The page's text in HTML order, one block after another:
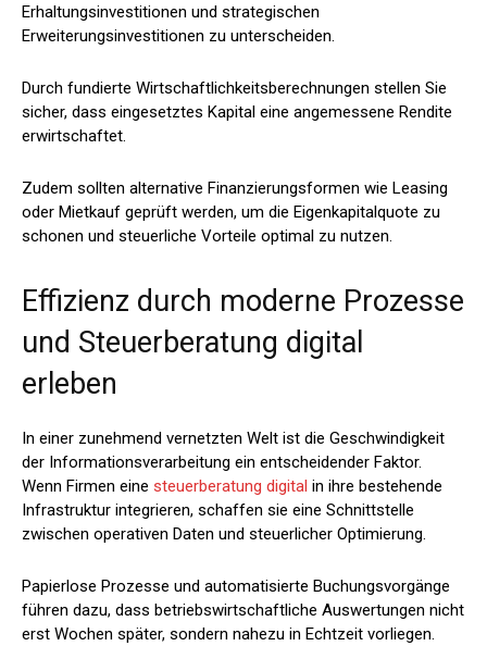
Erhaltungsinvestitionen und strategischen
Erweiterungsinvestitionen zu unterscheiden.
Durch fundierte Wirtschaftlichkeitsberechnungen stellen Sie
sicher, dass eingesetztes Kapital eine angemessene Rendite
erwirtschaftet.
Zudem sollten alternative Finanzierungsformen wie Leasing
oder Mietkauf geprüft werden, um die Eigenkapitalquote zu
schonen und steuerliche Vorteile optimal zu nutzen.
Effizienz durch moderne Prozesse
und Steuerberatung digital
erleben
In einer zunehmend vernetzten Welt ist die Geschwindigkeit
der Informationsverarbeitung ein entscheidender Faktor.
Wenn Firmen eine steuerberatung digital in ihre bestehende
Infrastruktur integrieren, schaffen sie eine Schnittstelle
zwischen operativen Daten und steuerlicher Optimierung.
Papierlose Prozesse und automatisierte Buchungsvorgänge
führen dazu, dass betriebswirtschaftliche Auswertungen nicht
erst Wochen später, sondern nahezu in Echtzeit vorliegen.